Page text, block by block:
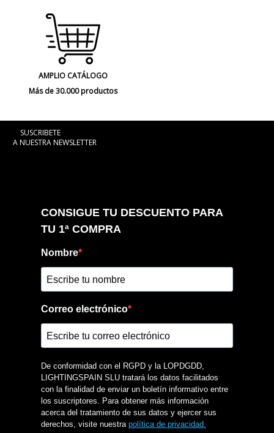
AMPLIO CATÁLOGO
Más de 30.000 productos
SUSCRIBETE
A NUESTRA NEWSLETTER